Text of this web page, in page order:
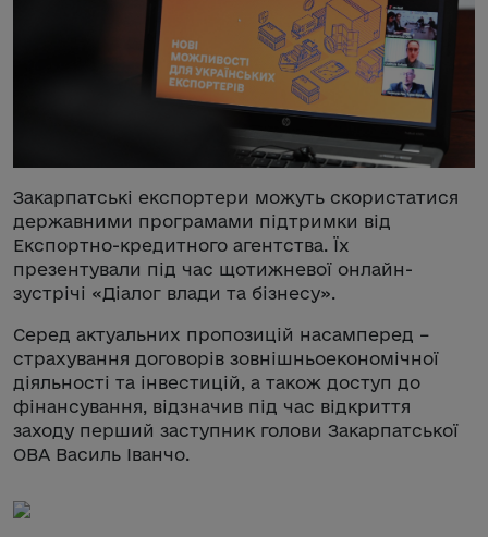
Закарпатські експортери можуть скористатися
державними програмами підтримки від
Експортно-кредитного агентства. Їх
презентували під час щотижневої онлайн-
зустрічі «Діалог влади та бізнесу».
Серед актуальних пропозицій насамперед –
страхування договорів зовнішньоекономічної
діяльності та інвестицій, а також доступ до
фінансування, відзначив під час відкриття
заходу перший заступник голови Закарпатської
ОВА Василь Іванчо.